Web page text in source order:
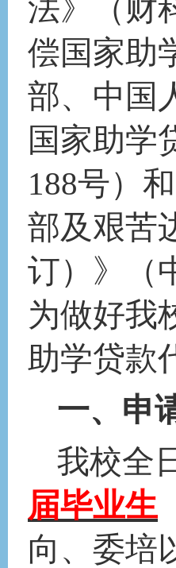
法》（财
偿国家助
部、中国
国家助学
188号）
部及艰苦
订）》（
为做好我
助学贷款
一、申
我校全
届毕业生
向、委培